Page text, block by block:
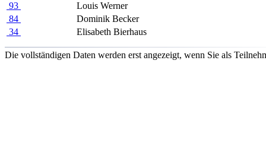
93
Louis Werner
84
Dominik Becker
34
Elisabeth Bierhaus
Die vollständigen Daten werden erst angezeigt, wenn Sie als